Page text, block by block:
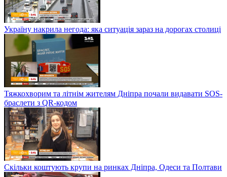
Україну накрила негода: яка ситуація зараз на дорогах столиці
Тяжкохворим та літнім жителям Дніпра почали видавати SOS-
браслети з QR-кодом
Скільки коштують крупи на ринках Дніпра, Одеси та Полтави